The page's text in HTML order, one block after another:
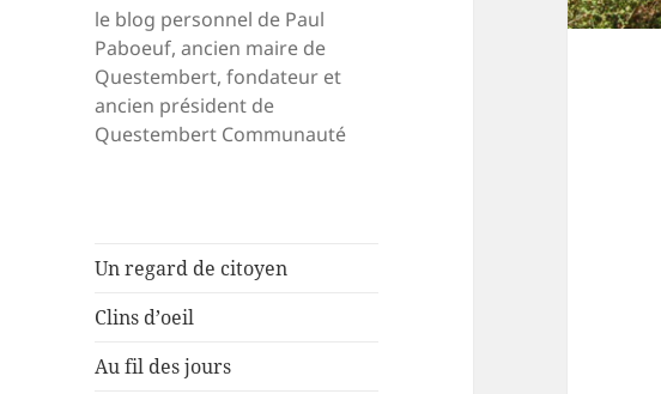
le blog personnel de Paul
Paboeuf, ancien maire de
Questembert, fondateur et
ancien président de
Questembert Communauté
Un regard de citoyen
Clins d’oeil
Au fil des jours